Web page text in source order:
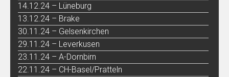
14.12.24 – Lüneburg
13.12.24 – Brake
30.11.24 – Gelsenkirchen
29.11.24 – Leverkusen
23.11.24 – A-Dornbirn
22.11.24 – CH-Basel/Pratteln